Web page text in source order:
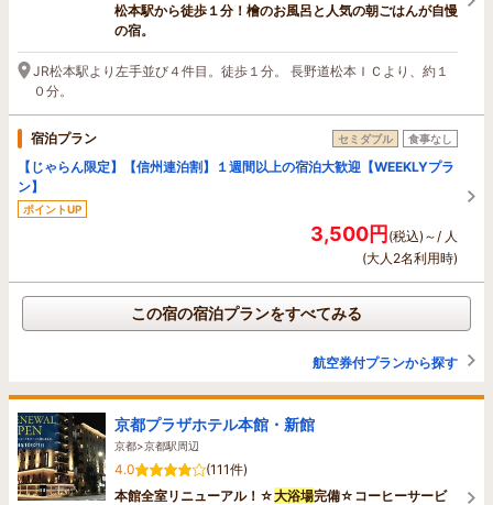
松本駅から徒歩１分！檜のお風呂と人気の朝ごはんが自慢
の宿。
JR松本駅より左手並び４件目。徒歩１分。 長野道松本ＩＣより、約１
０分。
宿泊プラン セミダブル 食事なし
【じゃらん限定】【信州連泊割】１週間以上の宿泊大歓迎【WEEKLYプラ
ン】
ポイントUP
3,500円(税込)～/ 人
(大人2名利用時)
この宿の宿泊プランをすべてみる
航空券付プランから探す
京都プラザホテル本館・新館
京都>京都駅周辺
4.0
(111件)
本館全室リニューアル！☆大浴場完備☆コーヒーサービ